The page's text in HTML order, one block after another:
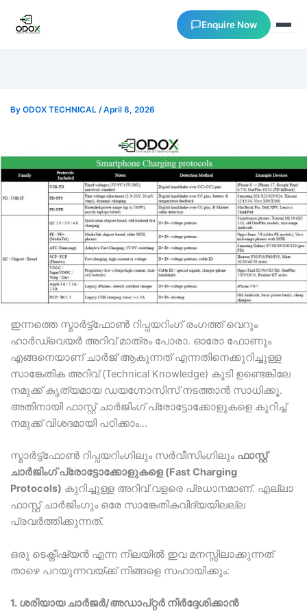
Enquire Now
Verify Certificates
Exam Results
Support
Gallery
Blogs
Resources
Contact Us
By ODOX TECHNICAL /April 8, 2026
ഇന്നത്തെ സ്മാർട്ട്ഫോൺ റിപ്പയറിംഗ് രംഗത്ത് വെറും
ഹാർഡ്‌വെയർ അറിവ് മാത്രം പോരാ. ഓരോ ഫോണും
എങ്ങനെയാണ് ചാർജ് ആകുന്നത് എന്നതിനെക്കുറിച്ചുള്ള
സാങ്കേതിക അറിവ് (Technical Knowledge) കൂടി ഉണ്ടെങ്കിലേ
നമുക്ക് കൃത്യമായ ഡയഗ്നോസിസ് നടത്താൻ സാധിക്കൂ.
അതിനായി ഫാസ്റ്റ് ചാർജിംഗ് പ്രോട്ടോക്കോളുകളെ കുറിച്ച്
നമുക്ക് വിശദമായി പഠിക്കാം…
സ്മാർട്ട്ഫോൺ റിപ്പയറിംഗിലും സർവീസിംഗിലും ഫാസ്റ്റ്
ചാർജിംഗ് പ്രോട്ടോക്കോളുകളെ (Fast Charging
Protocols) കുറിച്ചുള്ള അറിവ് വളരെ പ്രധാനമാണ്. എല്ലാ
ഫാസ്റ്റ് ചാർജിംഗും ഒരേ സാങ്കേതികവിദ്യയിലല്ല
പ്രവർത്തിക്കുന്നത്.
ഒരു ടെക്നീഷ്യൻ എന്ന നിലയിൽ ഇവ മനസ്സിലാക്കുന്നത്
താഴെ പറയുന്നവയ്ക്ക് നിങ്ങളെ സഹായിക്കും:
1. ശരിയായ ചാർജർ/അഡാപ്റ്റർ നിർദ്ദേശിക്കാൻ